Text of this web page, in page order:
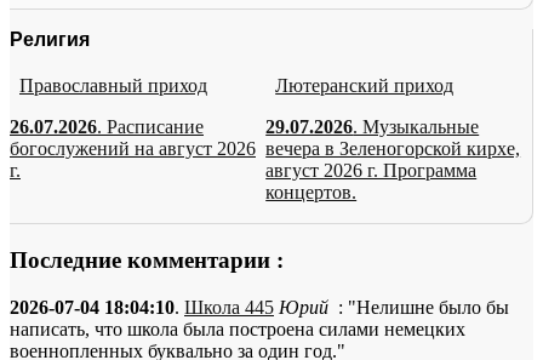
Религия
Православный приход
26.07.2026. Расписание
богослужений на август 2026
г.
Лютеранский приход
29.07.2026. Музыкальные
вечера в Зеленогорской кирхе,
август 2026 г. Программа
концертов.
Последние комментарии :
2026-07-04 18:04:10. Школа 445 Юрий : "Нелишне было бы
написать, что школа была построена силами немецких
военнопленных буквально за один год."